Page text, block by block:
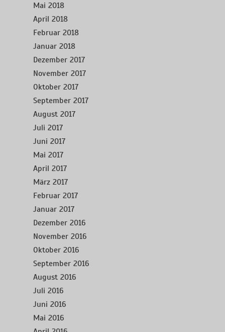
Mai 2018
April 2018
Februar 2018
Januar 2018
Dezember 2017
November 2017
Oktober 2017
September 2017
August 2017
Juli 2017
Juni 2017
Mai 2017
April 2017
März 2017
Februar 2017
Januar 2017
Dezember 2016
November 2016
Oktober 2016
September 2016
August 2016
Juli 2016
Juni 2016
Mai 2016